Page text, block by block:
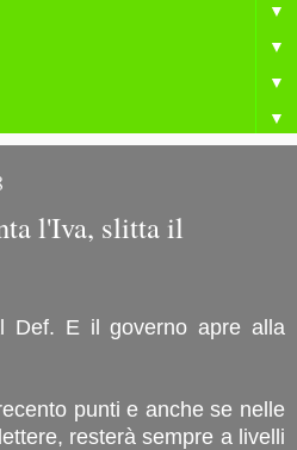
▼
▼
▼
▼
l'Iva, slitta il
Def. E il governo apre alla
punti e anche se nelle
resterà sempre a livelli